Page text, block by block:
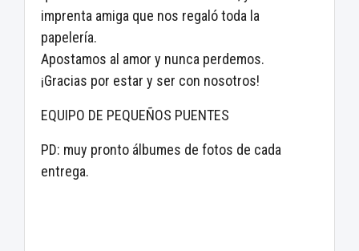
imprenta amiga que nos regaló toda la
papelería.
Apostamos al amor y nunca perdemos.
¡Gracias por estar y ser con nosotros!
EQUIPO DE PEQUEÑOS PUENTES
PD: muy pronto álbumes de fotos de cada
entrega.